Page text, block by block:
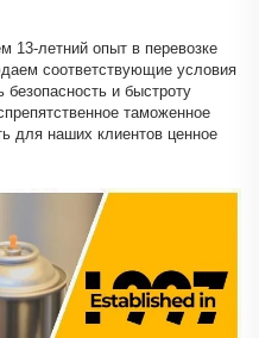
13-летний опыт в перевозке
соответствующие условия
безопасность и быстроту
таможенное
для наших клиентов ценное